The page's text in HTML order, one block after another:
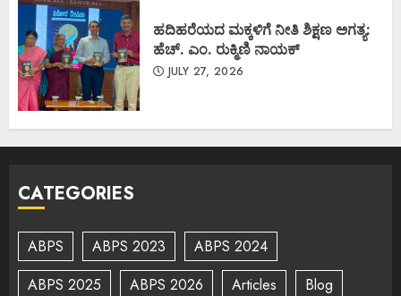
ಹದಿಹರೆಯದ ಮಕ್ಕಳಿಗೆ ನೀತಿ ಶಿಕ್ಷಣ ಅಗತ್ಯ:
ಹೆಚ್. ಎಂ. ರುಕ್ಮಿಣಿ ನಾಯಕ್
JULY 27, 2026
CATEGORIES
ABPS ABPS 2023
ABPS 2024
ABPS 2025
ABPS 2026 Articles
Blog